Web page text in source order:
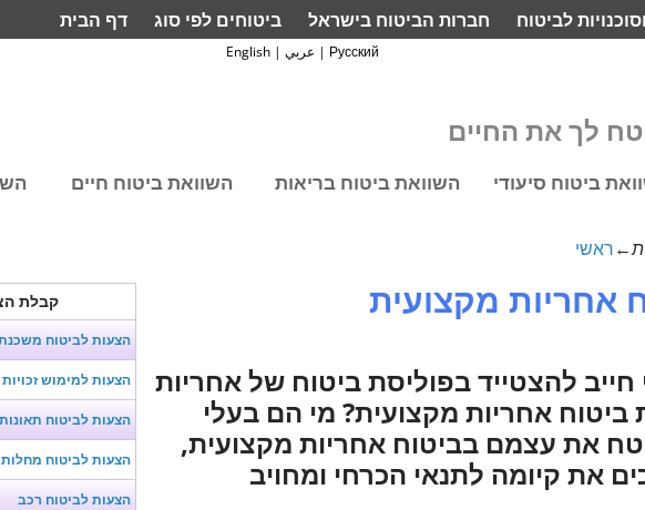
דף הבית ביטוחים לפי סוג חברות הביטוח בישראל לביטוח
לך את החיים
Русский
| عربي |
English
ביטוח סיעודי השוואת ביטוח בריאות השוואת ביטוח חיים
←ראשי
אחריות מקצועית
להצטייד בפוליסת ביטוח של אחריות
ביטוח אחריות מקצועית? מי הם בעלי
את עצמם בביטוח אחריות מקצועית,
את קיומה לתנאי הכרחי ומחויב
קבלת
הצעות לביטוח
הצעות למימוש
הצעות לביטוח
הצעות לביטוח
הצעות לביטוח רכב